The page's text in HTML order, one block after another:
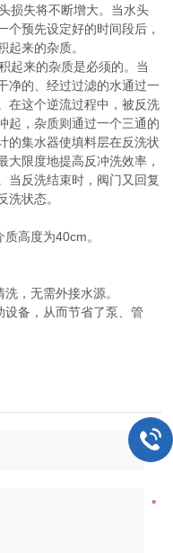
损失将不断增大。当水头
个预先设定好的时间段后，
起来的杂质。
起来的杂质是必须的。当
净的、经过过滤的水通过一
在这个逆流过程中，被反洗
起，杂质则通过一个三通的
的集水器使填料层在反洗状
大限度地提高反冲洗效率，
当反洗结束时，阀门又回复
洗状态。
高度为40cm。
，无需外接水源。
备，从而节省了泵、管